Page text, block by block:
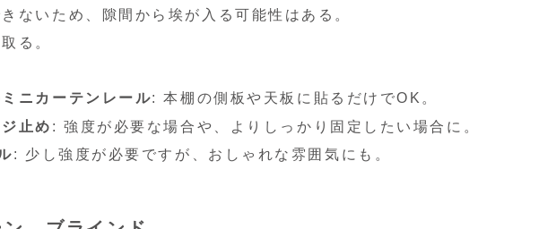
ないため、隙間から埃が入る可能性はある。
る。
ニカーテンレール: 本棚の側板や天板に貼るだけでOK。
止め : 強度が必要な場合や、よりしっかり固定したい場合に。
: 少し強度が必要ですが、おしゃれな雰囲気にも。